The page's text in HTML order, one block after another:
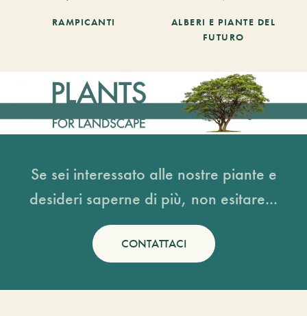
RAMPICANTI
ALBERI E PIANTE DEL
FUTURO
Se sei interessato alle nostre piante e
desideri saperne di più, non esitare...
CONTATTACI